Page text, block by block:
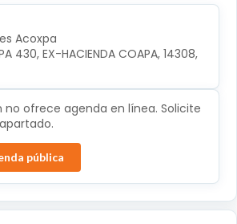
Acoxpa
430, EX-HACIENDA COAPA, 14308,
no ofrece agenda en línea. Solicite
pública